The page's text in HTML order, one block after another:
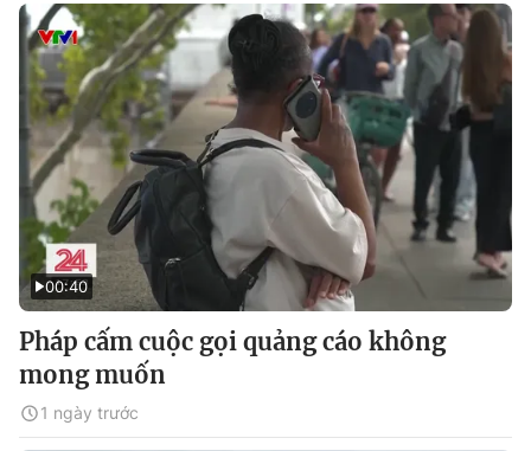
00:40
Pháp cấm cuộc gọi quảng cáo không
mong muốn
1 ngày trước